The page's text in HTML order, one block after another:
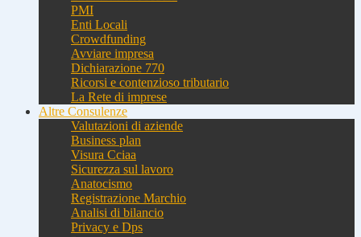
PMI
Enti Locali
Crowdfunding
Avviare impresa
Dichiarazione 770
Ricorsi e contenzioso tributario
La Rete di imprese
Altre Consulenze
Valutazioni di aziende
Business plan
Visura Cciaa
Sicurezza sul lavoro
Anatocismo
Registrazione Marchio
Analisi di bilancio
Privacy e Dps